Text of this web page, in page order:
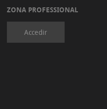
ZONA PROFESSIONAL
Accedir